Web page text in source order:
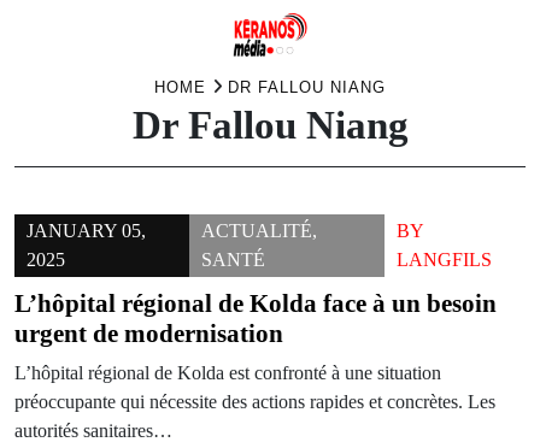
HOME DR FALLOU NIANG
Dr Fallou Niang
JANUARY 05,
2025
ACTUALITÉ,
SANTÉ
BY
LANGFILS
L’hôpital régional de Kolda face à un besoin
urgent de modernisation
L’hôpital régional de Kolda est confronté à une situation
préoccupante qui nécessite des actions rapides et concrètes. Les
autorités sanitaires…